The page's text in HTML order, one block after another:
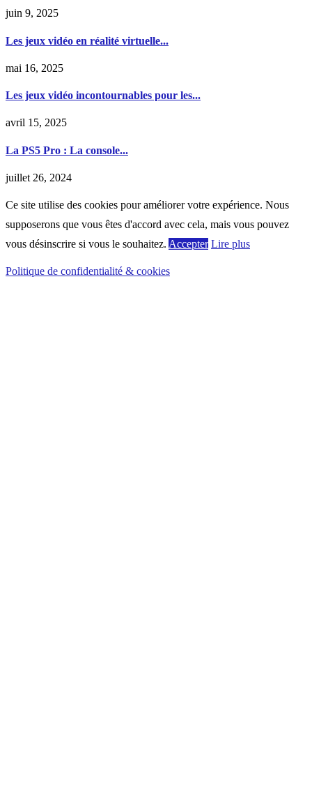
juin 9, 2025
Les jeux vidéo en réalité virtuelle...
mai 16, 2025
Les jeux vidéo incontournables pour les...
avril 15, 2025
La PS5 Pro : La console...
juillet 26, 2024
Ce site utilise des cookies pour améliorer votre expérience. Nous
supposerons que vous êtes d'accord avec cela, mais vous pouvez
vous désinscrire si vous le souhaitez. Accepter Lire plus
Politique de confidentialité & cookies